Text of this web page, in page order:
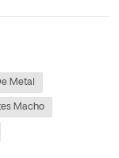
Metal
Macho